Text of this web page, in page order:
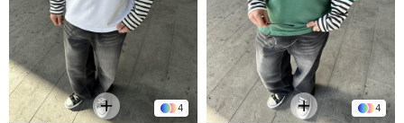
Pantolon
KİLO BEDEN
60 - 65 kg 29
66 - 71 kg 30
4 4